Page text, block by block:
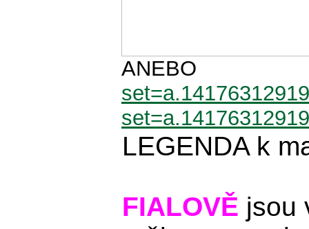
LEGENDA k
FIALOVĚ jsou